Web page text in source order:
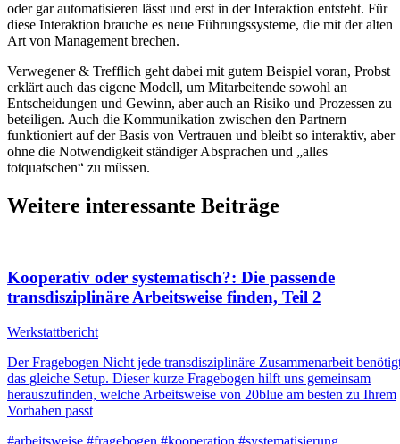
oder gar automatisieren lässt und erst in der Interaktion entsteht. Für
diese Interaktion brauche es neue Führungssysteme, die mit der alten
Art von Management brechen.
Verwegener & Trefflich geht dabei mit gutem Beispiel voran, Probst
erklärt auch das eigene Modell, um Mitarbeitende sowohl an
Entscheidungen und Gewinn, aber auch an Risiko und Prozessen zu
beteiligen. Auch die Kommunikation zwischen den Partnern
funktioniert auf der Basis von Vertrauen und bleibt so interaktiv, aber
ohne die Notwendigkeit ständiger Absprachen und „alles
totquatschen“ zu müssen.
Weitere interessante Beiträge
Kooperativ oder systematisch?: Die passende
transdisziplinäre Arbeitsweise finden, Teil 2
Werkstattbericht
Der Fragebogen Nicht jede transdisziplinäre Zusammenarbeit
das gleiche Setup. Dieser kurze Fragebogen hilft uns gemeinsam
herauszufinden, welche Arbeitsweise von 20blue am besten zu Ihrem
Vorhaben passt